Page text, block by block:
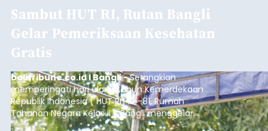
Sambut HUT RI, Rutan Bangli
Gelar Pemeriksaan Kesehatan
Gratis
balitribune.co.id I Bangli -Serangkian
memperingati hari ulang tahun Kemerdekaan
Republik Indonesia ( HUT RI) ke-81, Rumah
Tahanan Negara Kelas II B Bangli menggelar
kegiatan pemeriksaan kesehatan gratis, Rabu